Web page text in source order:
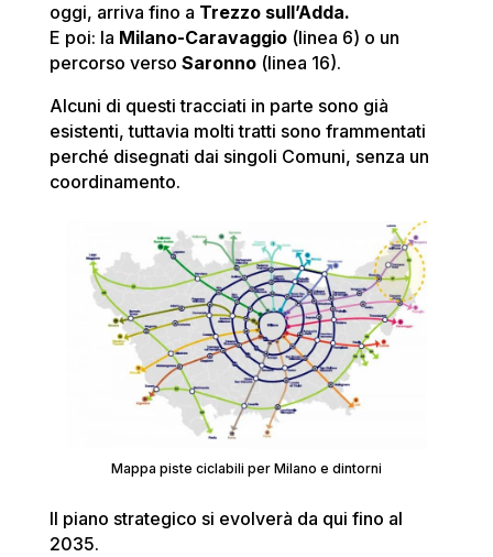
oggi, arriva fino a Trezzo sull’Adda.
E poi: la Milano-Caravaggio(linea 6) o un
percorso verso Saronno(linea 16).
Alcuni di questi tracciati in parte sono già
esistenti, tuttavia molti tratti sono frammentati
perché disegnati dai singoli Comuni, senza un
coordinamento.
Mappa piste ciclabili per Milano e dintorni
Il piano strategico si evolverà da qui fino al
2035.